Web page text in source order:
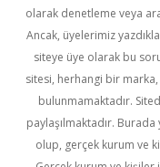
olarak denetleme veya
Ancak, üyelerimiz
siteye üye olarak bu
sitesi, herhangi bir marka,
bulunmamaktadır.
paylaşılmaktadır.
olup, gerçek kurum ve